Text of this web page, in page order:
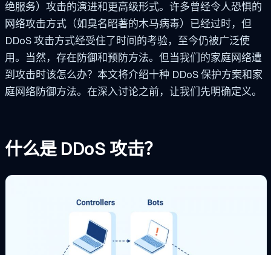
绝服务）攻击的演进和更高级形式。许多曾经令人恐惧的
网络攻击方式（如臭名昭著的木马病毒）已经过时，但
DDoS 攻击方式经受住了时间的考验，至今仍被广泛使
用。当然，存在防御和预防方法。但当我们的家庭网络遭
到攻击时该怎么办？本文将介绍十种 DDoS 保护方案和家
庭网络防御方法。在深入讨论之前，让我们先明确定义。
什么是 DDoS 攻击？